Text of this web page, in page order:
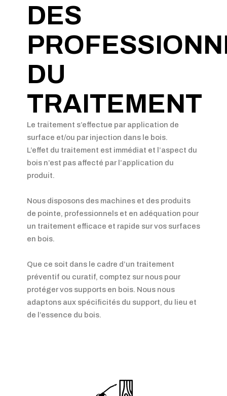
DES
DU
TRAITEMENT
Le traitement s’effectue par application de
surface et/ou par injection dans le bois.
L’effet du traitement est immédiat et l’aspect du
bois n’est pas affecté par l’application du
produit.
Nous disposons des machines et des produits
de pointe, professionnels et en adéquation pour
un traitement efficace et rapide sur vos surfaces
en bois.
Que ce soit dans le cadre d’un traitement
préventif ou curatif, comptez sur nous pour
protéger vos supports en bois. Nous nous
adaptons aux spécificités du support, du lieu et
de l’essence du bois.